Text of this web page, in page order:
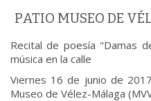
PATIO MUSEO DE
Recital de poesía "Damas
música en la calle
Viernes 16 de junio de
Museo de Vélez-Málaga